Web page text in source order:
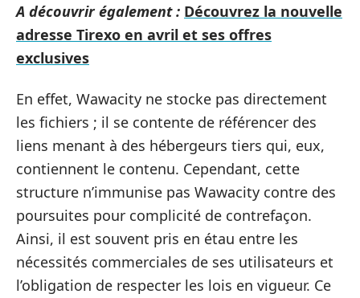
A découvrir également : Découvrez la nouvelle
adresse Tirexo en avril et ses offres
exclusives
En effet, Wawacity ne stocke pas directement
les fichiers ; il se contente de référencer des
liens menant à des hébergeurs tiers qui, eux,
contiennent le contenu. Cependant, cette
structure n’immunise pas Wawacity contre des
poursuites pour complicité de contrefaçon.
Ainsi, il est souvent pris en étau entre les
nécessités commerciales de ses utilisateurs et
l’obligation de respecter les lois en vigueur. Ce